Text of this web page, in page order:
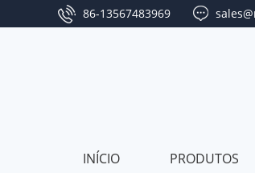
86-13567483969
INÍCIO PRODUTOS